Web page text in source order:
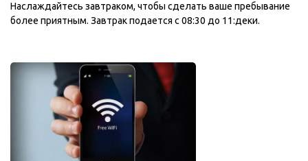
Наслаждайтесь завтраком, чтобы сделать ваше пребывание
более приятным. Завтрак подается с 08:30 до 11:деки.